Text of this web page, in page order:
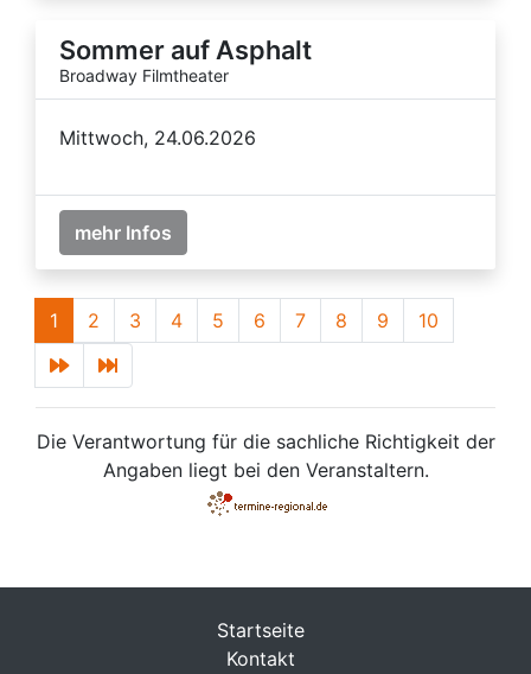
Sommer auf Asphalt
Broadway Filmtheater
Mittwoch, 24.06.2026
mehr Infos
1 2 3 4 5 6 7 8 9 10
Die Verantwortung für die sachliche Richtigkeit der
Angaben liegt bei den Veranstaltern.
Startseite
Kontakt